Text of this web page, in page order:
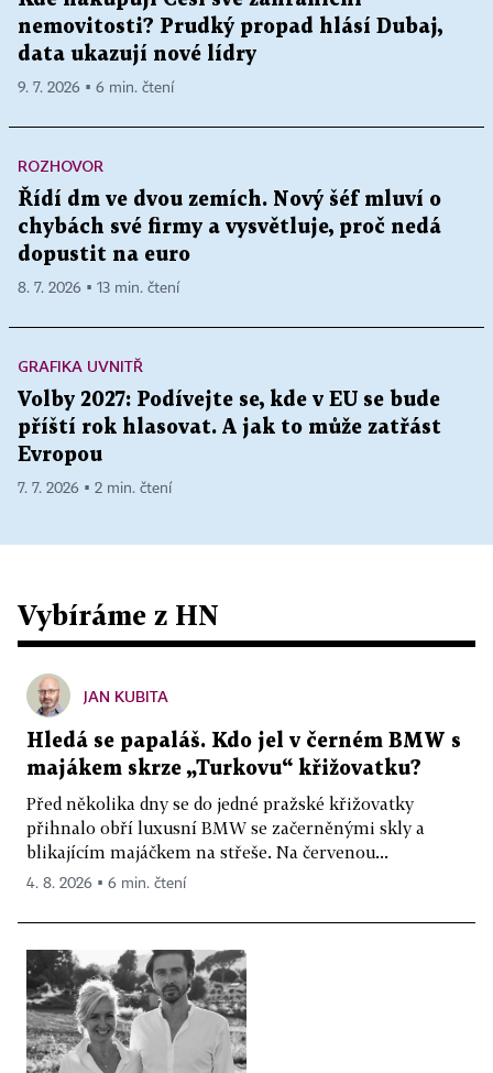
nemovitosti? Prudký propad hlásí Dubaj,
data ukazují nové lídry
9. 7. 2026 ▪ 6 min. čtení
ROZHOVOR
Řídí dm ve dvou zemích. Nový šéf mluví o
chybách své firmy a vysvětluje, proč nedá
dopustit na euro
8. 7. 2026 ▪ 13 min. čtení
GRAFIKA UVNITŘ
Volby 2027: Podívejte se, kde v EU se bude
příští rok hlasovat. A jak to může zatřást
Evropou
7. 7. 2026 ▪ 2 min. čtení
Vybíráme z HN
JAN KUBITA
Hledá se papaláš. Kdo jel v černém BMW s
majákem skrze „Turkovu“ křižovatku?
Před několika dny se do jedné pražské křižovatky
přihnalo obří luxusní BMW se začerněnými skly a
blikajícím majáčkem na střeše. Na červenou...
4. 8. 2026 ▪ 6 min. čtení